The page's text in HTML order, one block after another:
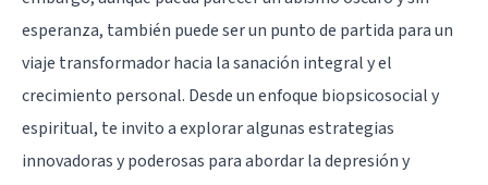
esperanza, también puede ser un punto de partida para un
viaje transformador hacia la sanación integral y el
crecimiento personal. Desde un enfoque biopsicosocial y
espiritual, te invito a explorar algunas estrategias
innovadoras y poderosas para abordar la depresión y